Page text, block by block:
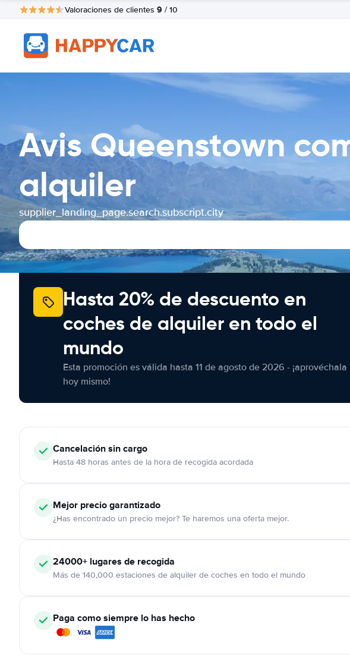
Valoraciones de clientes 9 / 10
Avis Queenstown
alquiler
supplier_landing_page.search.subscript.city
Hasta 20% de descuento en
coches de alquiler en todo el
mundo
Esta promoción es válida hasta 11 de agosto de 2026 - ¡aprovéchala
hoy mismo!
Cancelaciónsin cargo
Hasta 48 horas antes de la hora de recogida acordada
Mejor precio garantizado
¿Has encontrado un precio mejor? Te haremos una oferta mejor.
24000+ lugares de recogida
Más de 140,000 estaciones de alquiler de coches en todo el mundo
Paga como siempre lo has hecho